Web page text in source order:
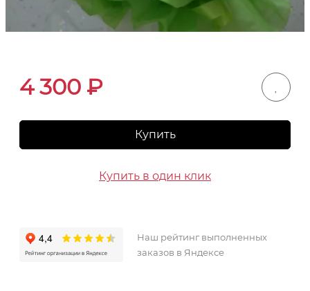
4 300 ₽
Купить
Купить в один клик
Наш рейтинг выполненных
заказов в Яндексе